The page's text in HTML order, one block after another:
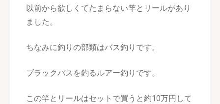
以前から欲しくてたまらない竿とリールがあり
ました。
ちなみに釣りの部類はバス釣りです。
ブラックバスを釣るルアー釣りです。
この竿とリールはセットで買うと約10万円して